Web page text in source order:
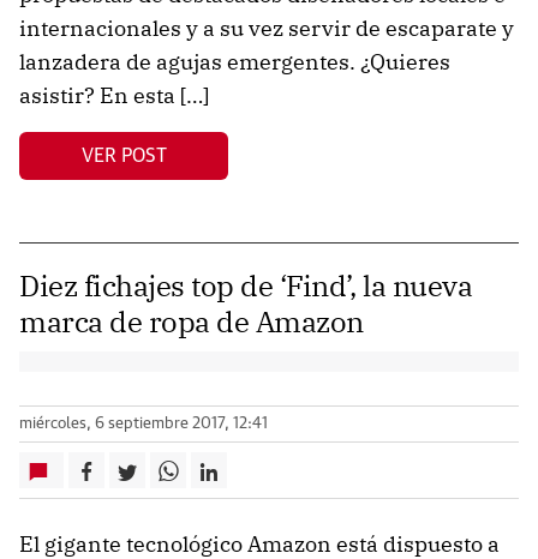
internacionales y a su vez servir de escaparate y
lanzadera de agujas emergentes. ¿Quieres
asistir? En esta […]
VER POST
Diez fichajes top de ‘Find’, la nueva
marca de ropa de Amazon
miércoles, 6 septiembre 2017, 12:41
El gigante tecnológico Amazon está dispuesto a